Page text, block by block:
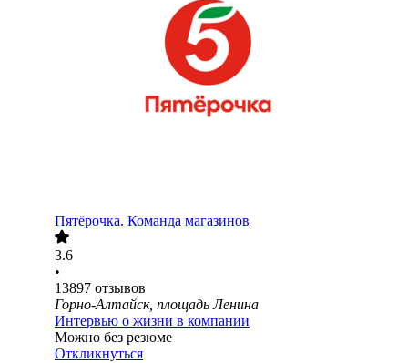
Пятёрочка. Команда магазинов
3.6
•
13897 отзывов
Горно-Алтайск, площадь Ленина
Интервью о жизни в компании
Можно без резюме
Откликнуться